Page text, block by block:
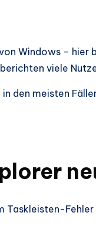
Windows – hier
berichten viele
den meisten
Taskleisten-